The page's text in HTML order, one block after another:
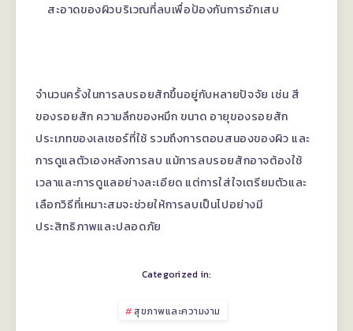
สะอาดของผิวบริเวณที่ลบเพื่อป้องกันการอักเสบ
จำนวนครั้งในการลบรอยสักขึ้นอยู่กับหลายปัจจัย เช่น สี
ของรอยสัก ความลึกของหมึก ขนาด อายุของรอยสัก
ประเภทของเลเซอร์ที่ใช้ รวมถึงการตอบสนองของผิว และ
การดูแลตัวเองหลังการลบ แม้การลบรอยสักอาจต้องใช้
เวลาและการดูแลอย่างละเอียด แต่การใส่ใจเตรียมตัวและ
เลือกวิธีที่เหมาะสมจะช่วยให้การลบเป็นไปอย่างมี
ประสิทธิภาพและปลอดภัย
Categorized in:
สุขภาพและความงาม